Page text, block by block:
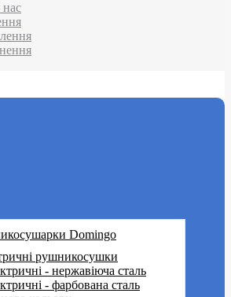
нас
Domingo
рушникосушки
- нержавіюча сталь
- фарбована сталь